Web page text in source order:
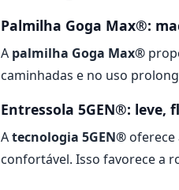
Palmilha Goga Max®:
A palmilha Goga Max®
caminhadas e no uso
Entressola 5GEN®: leve,
Atecnologia 5GEN®
confortável. Isso favorece a